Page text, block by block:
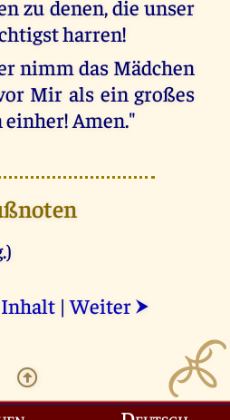
zu denen, die unser
harren!
nimm das Mädchen
Mir als ein großes
einher! Amen."
Inhalt |Weiter ⮞